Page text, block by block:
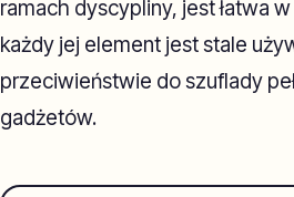
ramach dyscypliny, jest łatwa
każdy jej element jest stale
przeciwieństwie do szuflady
gadżetów.